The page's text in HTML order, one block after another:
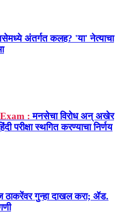
अंतर्गत कलह? 'या' नेत्याचा
: मनसेचा विरोध अन् अखेर
परीक्षा स्थगित करण्याचा निर्णय
ठाकरेंवर गुन्हा दाखल करा; ॲड.